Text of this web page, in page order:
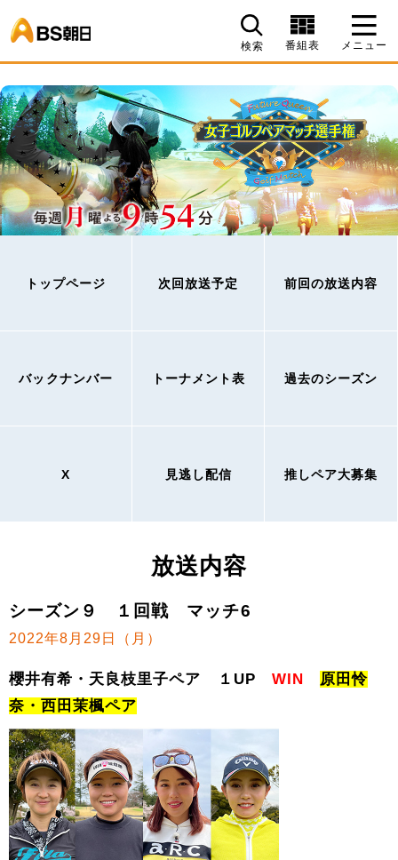
検索 番組表 メニュー
トップページ 次回放送予定 前回の放送内容
バックナンバー トーナメント表 過去のシーズン
X 見逃し配信 推しペア大募集
放送内容
シーズン９ １回戦 マッチ6
2022年8月29日（月）
櫻井有希・天良枝里子ペア １UP WIN
原田怜
奈・西田茉楓ペア